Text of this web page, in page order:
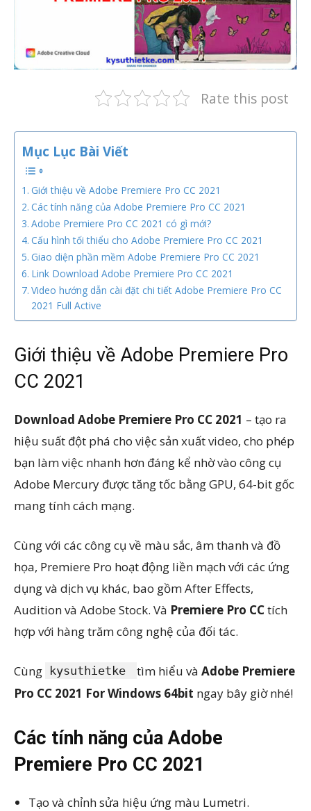
Rate this post
Mục Lục Bài Viết
Giới thiệu về Adobe Premiere Pro CC 2021
Các tính năng của Adobe Premiere Pro CC 2021
Adobe Premiere Pro CC 2021 có gì mới?
Cấu hình tối thiểu cho Adobe Premiere Pro CC 2021
Giao diện phần mềm Adobe Premiere Pro CC 2021
Link Download Adobe Premiere Pro CC 2021
Video hướng dẫn cài đặt chi tiết Adobe Premiere Pro CC
2021 Full Active
Giới thiệu về Adobe Premiere Pro
CC 2021
Download Adobe Premiere Pro CC 2021 – tạo ra
hiệu suất đột phá cho việc sản xuất video, cho phép
bạn làm việc nhanh hơn đáng kể nhờ vào công cụ
Adobe Mercury được tăng tốc bằng GPU, 64-bit gốc
mang tính cách mạng.
Cùng với các công cụ về màu sắc, âm thanh và đồ
họa, Premiere Pro hoạt động liền mạch với các ứng
dụng và dịch vụ khác, bao gồm After Effects,
Audition và Adobe Stock. Và Premiere Pro CCtích
hợp với hàng trăm công nghệ của đối tác.
Cùng kysuthietke tìm hiểu và Adobe Premiere
Pro CC 2021 For Windows 64bit ngay bây giờ nhé!
Các tính năng của Adobe
Premiere Pro CC 2021
Tạo và chỉnh sửa hiệu ứng màu Lumetri.